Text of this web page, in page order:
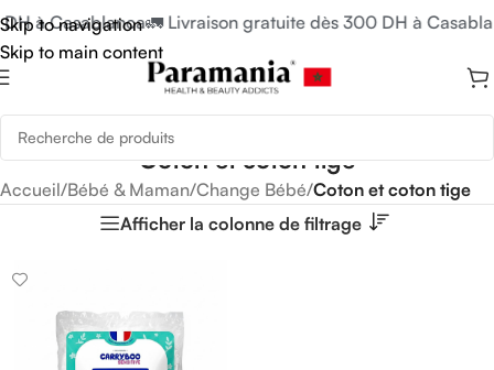
Skip to navigation
Skip to main content
à Casablanca🚛 Livraison gratuite dès 300 DH à
Coton et coton tige
Accueil/Bébé & Maman/Change Bébé/Coton et coton tige
Afficher la colonne de filtrage